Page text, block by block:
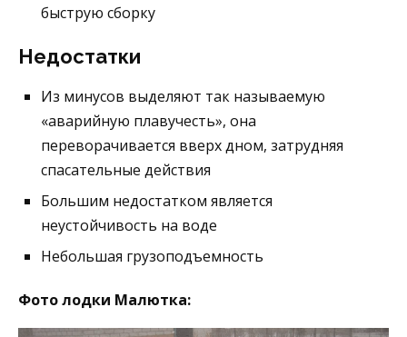
быструю сборку
Недостатки
Из минусов выделяют так называемую
«аварийную плавучесть», она
переворачивается вверх дном, затрудняя
спасательные действия
Большим недостатком является
неустойчивость на воде
Небольшая грузоподъемность
Фото лодки Малютка: